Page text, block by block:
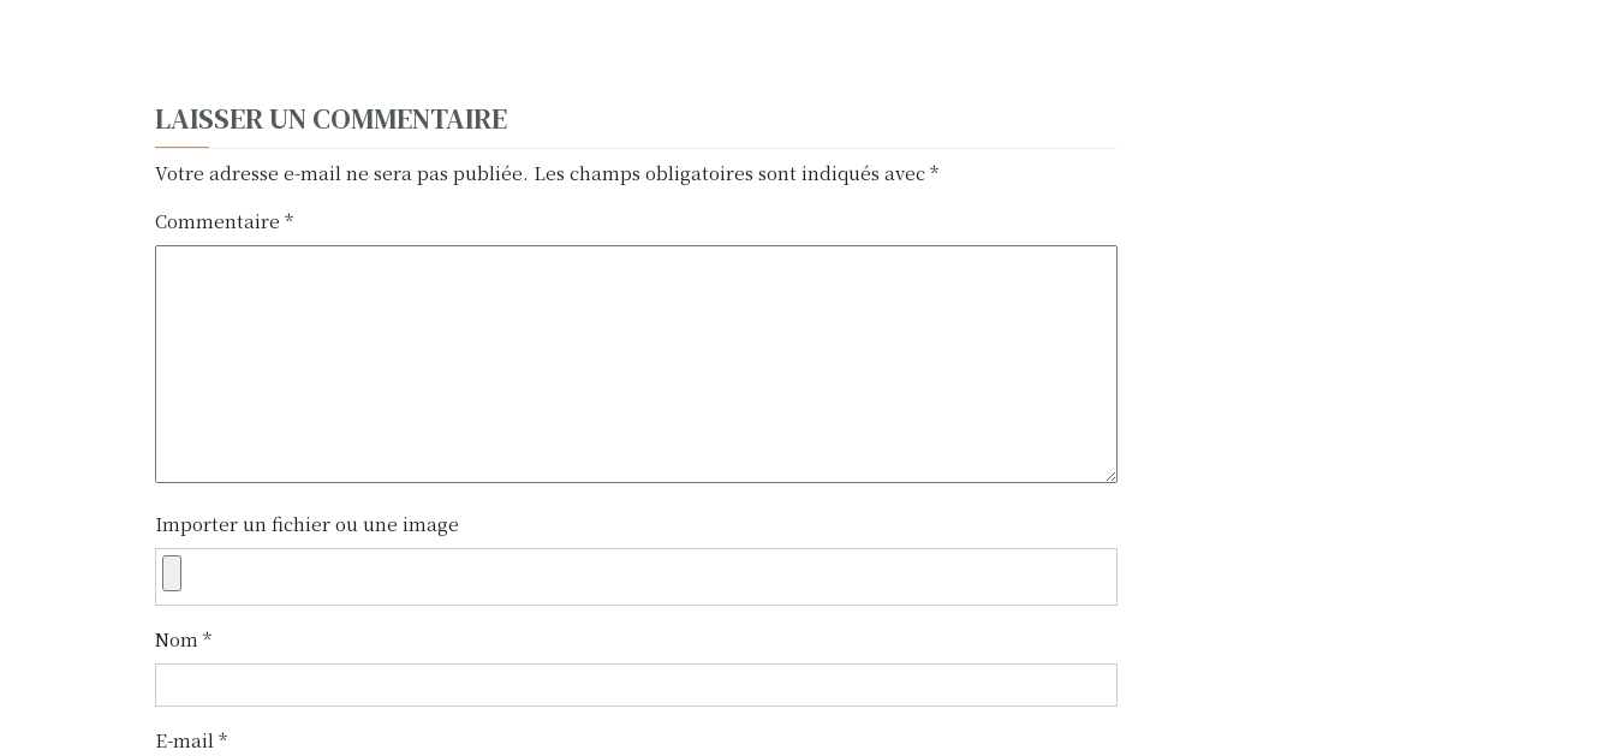
N
a
v
i
o
n
d
e
l
’
LAISSER UN COMMENTAIRE
Votre adresse e-mail ne sera pas publiée. Les champs obligatoires sont indiqués avec*
Commentaire *
Importer un fichier ou une image
Nom *
E-mail*